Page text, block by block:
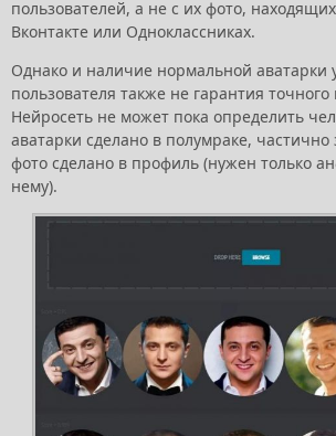
пользователей, а не с их фото,
Вконтакте или Одноклассниках.
Однако и наличие нормальной аватарки
пользователя также не гарантия
Нейросеть не может пока определить
аватарки сделано в полумраке,
фото сделано в профиль (нужен только
нему).